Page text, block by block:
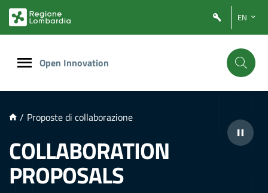
PRINCIPALE
EN
Open Innovation
/ Proposte di collaborazione
COLLABORATION
PROPOSALS